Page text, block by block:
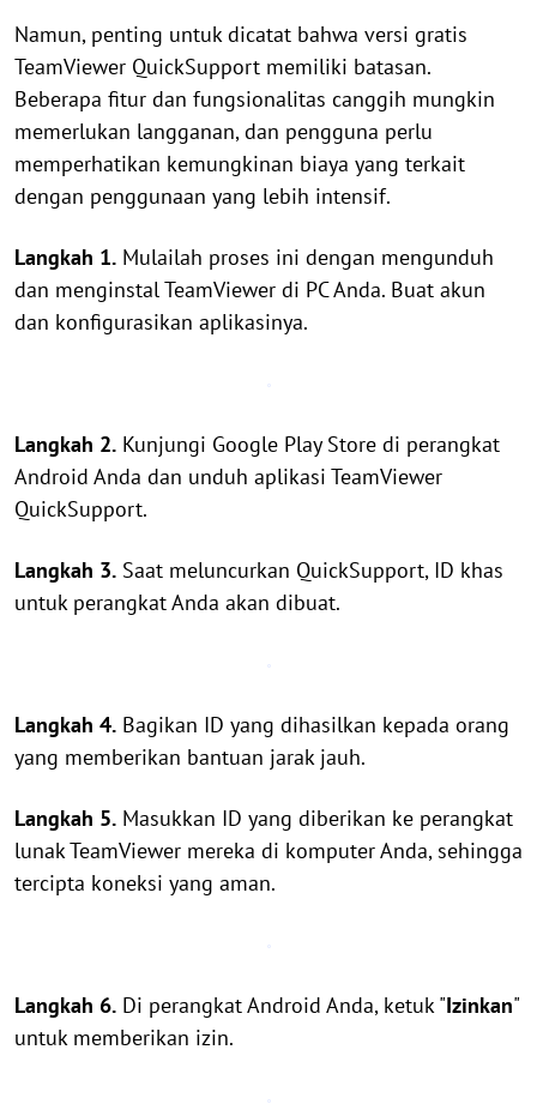
Namun, penting untuk dicatat bahwa versi gratis
TeamViewer QuickSupport memiliki batasan.
Beberapa fitur dan fungsionalitas canggih mungkin
memerlukan langganan, dan pengguna perlu
memperhatikan kemungkinan biaya yang terkait
dengan penggunaan yang lebih intensif.
Langkah 1. Mulailah proses ini dengan mengunduh
dan menginstal TeamViewer di PC Anda. Buat akun
dan konfigurasikan aplikasinya.
Langkah 2. Kunjungi Google Play Store di perangkat
Android Anda dan unduh aplikasi TeamViewer
QuickSupport.
Langkah 3. Saat meluncurkan QuickSupport, ID khas
untuk perangkat Anda akan dibuat.
Langkah 4. Bagikan ID yang dihasilkan kepada orang
yang memberikan bantuan jarak jauh.
Langkah 5. Masukkan ID yang diberikan ke perangkat
lunak TeamViewer mereka di komputer Anda, sehingga
tercipta koneksi yang aman.
Langkah 6. Di perangkat Android Anda, ketuk "Izinkan"
untuk memberikan izin.